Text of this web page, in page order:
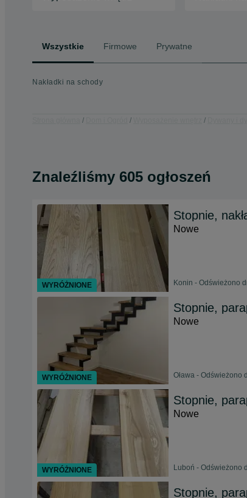
Wszystkie Firmowe Prywatne
Nakładki na schody
Znaleźliśmy 605 ogłoszeń
Stopnie,
Nowe
Konin - Odświeżono
Stopnie,
Nowe
Oława - Odświeżono
Stopnie,
Nowe
Luboń - Odświeżono
Stopnie,
WYRÓŻNIONE
WYRÓŻNIONE
WYRÓŻNIONE